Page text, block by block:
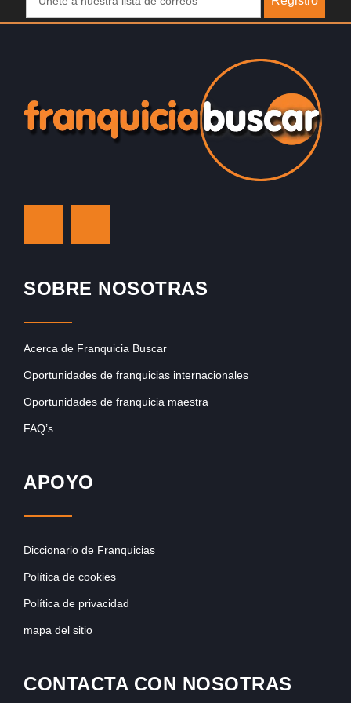
SOBRE NOSOTRAS
Acerca de Franquicia Buscar
Oportunidades de franquicias internacionales
Oportunidades de franquicia maestra
FAQ’s
APOYO
Diccionario de Franquicias
Política de cookies
Política de privacidad
mapa del sitio
CONTACTA CON NOSOTRAS